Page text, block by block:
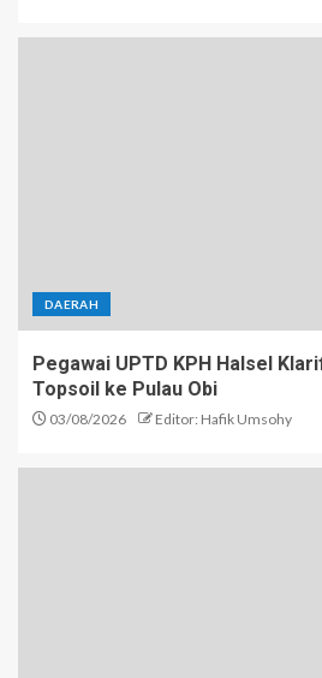
DAERAH
Pegawai UPTD KPH Halsel
Topsoil ke Pulau Obi
03/08/2026 Editor: Hafik Umsohy